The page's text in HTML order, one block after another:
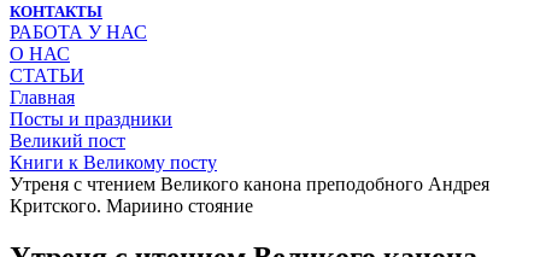
КОНТАКТЫ
РАБОТА У НАС
О НАС
СТАТЬИ
Главная
Посты и праздники
Великий пост
Книги к Великому посту
Утреня с чтением Великого канона преподобного Андрея
Критского. Мариино стояние